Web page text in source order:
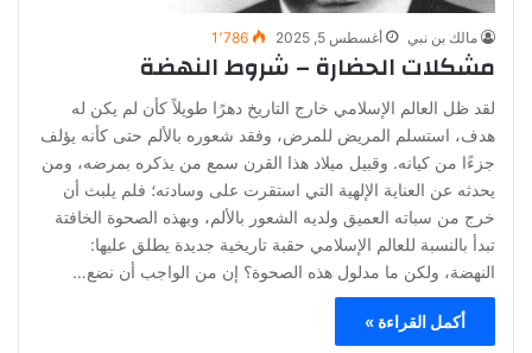
مالك بن نبي أغسطس 5, 2025 1٬786
مشكلات الحضارة – شروط النهضة
لقد ظل العالم الإسلامي خارج التاريخ دهرًا طويلاً كأن لم يكن له
هدف، استسلم المريض للمرض، وفقد شعوره بالألم حتى كأنه يؤلف
جزءًا من كيانه. وقبيل ميلاد هذا القرن سمع من يذكره بمرضه، ومن
يحدثه عن العناية الإلهية التي استقرت على وسادته؛ فلم يلبث أن
خرج من سباته العميق ولديه الشعور بالألم، وبهذه الصحوة الخافتة
تبدأ بالنسبة للعالم الإسلامي حقبة تاريخية جديدة يطلق عليها:
النهضة، ولكن ما مدلول هذه الصحوة؟ إن من الواجب أن نضع…
أكمل القراءة »